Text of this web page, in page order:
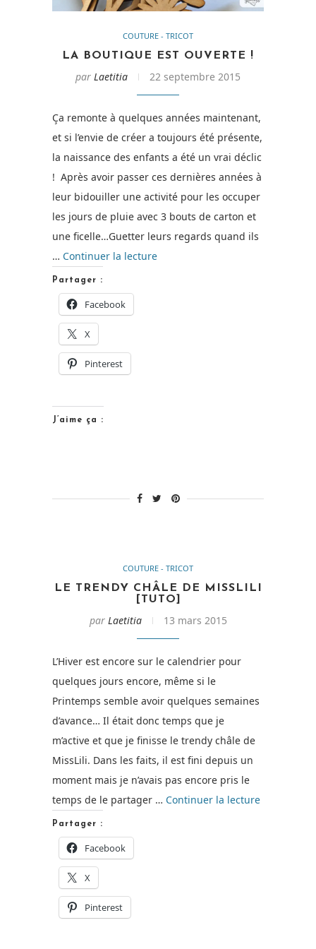
COUTURE - TRICOT
LA BOUTIQUE EST OUVERTE !
par Laetitia 22 septembre 2015
Ça remonte à quelques années maintenant,
et si l’envie de créer a toujours été présente,
la naissance des enfants a été un vrai déclic
! Après avoir passer ces dernières années à
leur bidouiller une activité pour les occuper
les jours de pluie avec 3 bouts de carton et
une ficelle…Guetter leurs regards quand ils
… Continuer la lecturede
Partager :
Facebook
X
Pinterest
J’aime ça :
COUTURE - TRICOT
LE TRENDY CHÂLE DE MISSLILI
[TUTO]
par Laetitia 13 mars 2015
L’Hiver est encore sur le calendrier pour
quelques jours encore, même si le
Printemps semble avoir quelques semaines
d’avance… Il était donc temps que je
m’active et que je finisse le trendy châle de
MissLili. Dans les faits, il est fini depuis un
moment mais je n’avais pas encore pris le
temps de le partager … Continuer la lecturede
Partager :
Facebook
X
Pinterest